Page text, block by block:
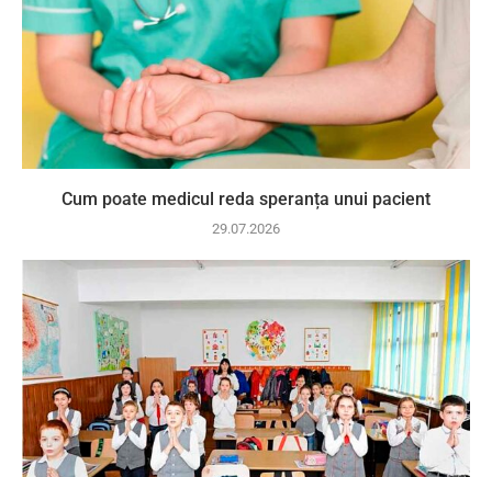
Cum poate medicul reda speranța unui pacient
29.07.2026